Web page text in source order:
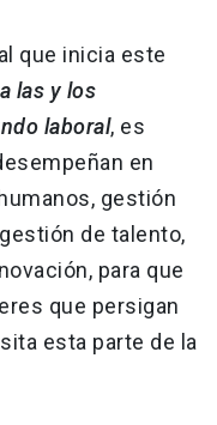
que inicia este
las y los
laboral, es
en
gestión
de talento,
para que
que persigan
esta parte de la